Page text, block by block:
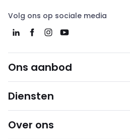
Volg ons op sociale media
Ons aanbod
Diensten
Over ons